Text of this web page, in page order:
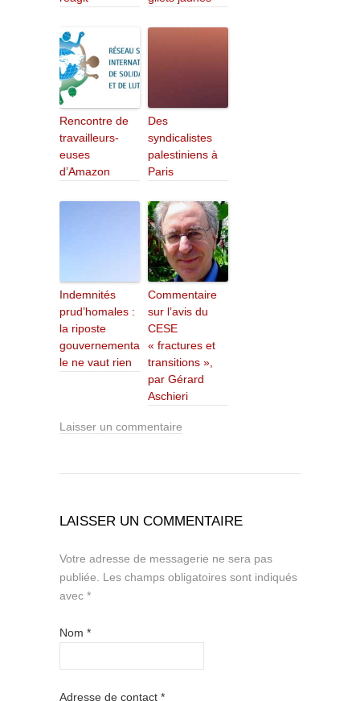
Rencontre de
travailleurs-
euses
d’Amazon
Des
syndicalistes
palestiniens à
Paris
Indemnités
prud’homales :
la riposte
gouvernementa
le ne vaut rien
Commentaire
sur l’avis du
CESE
« fractures et
transitions »,
par Gérard
Aschieri
Laisser un commentaire
LAISSER UN COMMENTAIRE
Votre adresse de messagerie ne sera pas
publiée. Les champs obligatoires sont indiqués
avec *
Nom *
Adresse de contact *